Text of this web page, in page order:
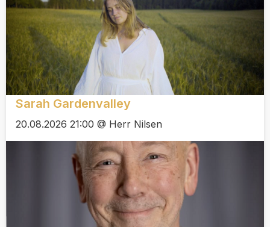
Sarah Gardenvalley
20.08.2026 21:00 @ Herr Nilsen